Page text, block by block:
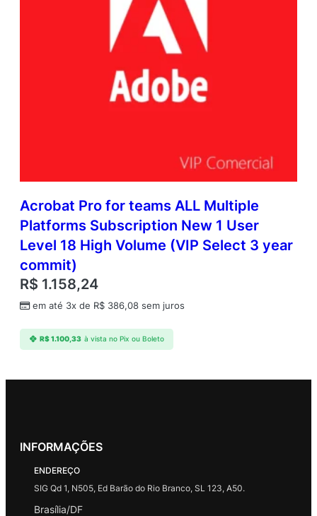
Acrobat Pro for teams ALL Multiple
Platforms Subscription New 1 User
Level 18 High Volume (VIP Select 3 year
commit)
R$ 1.158,24
em até 3x de R$ 386,08 sem juros
R$1.100,33 à vista no Pix ou Boleto
INFORMAÇÕES
ENDEREÇO
SIG Qd 1, N505, Ed Barão do Rio Branco, SL 123, A50.
Brasília/DF